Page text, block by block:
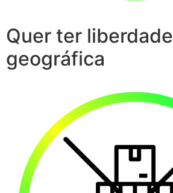
Quer ter liberdade
geográfica